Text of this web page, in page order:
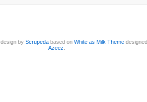
, design byScrupeda based onWhite as Milk Theme
Azeez